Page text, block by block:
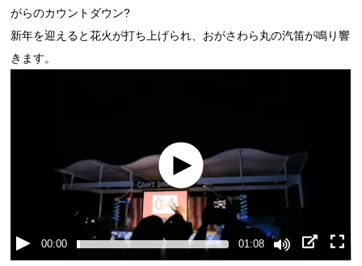
がらのカウントダウン?
新年を迎えると花火が打ち上げられ、おがさわら丸の汽笛が鳴り響
きます。
00:00 01:08